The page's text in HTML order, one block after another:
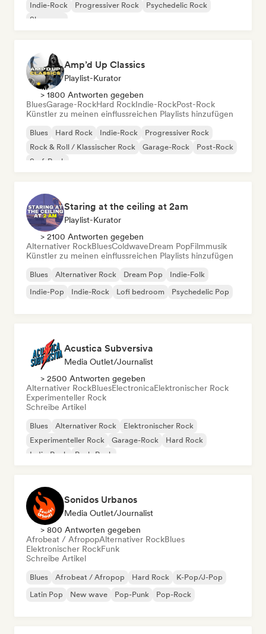
Indie-Rock
Progressiver Rock
Psychedelic Rock
Shoegaze
Amp’d Up Classics
Playlist-Kurator
> 1800 Antworten gegeben
BluesGarage-RockHard RockIndie-RockPost-Rock
Künstler zu meinen einflussreichen Playlists hinzufügen
Blues Hard Rock Indie-Rock
Progressiver Rock
Rock & Roll / Klassischer Rock
Garage-Rock
Post-Rock
Surf-Rock
Staring at the ceiling at 2am
Playlist-Kurator
> 2100 Antworten gegeben
Alternativer RockBluesColdwaveDream PopFilmmusik
Künstler zu meinen einflussreichen Playlists hinzufügen
Blues Alternativer Rock Dream Pop
Indie-Folk
Indie-Pop
Indie-Rock Lofi bedroom Psychedelic Pop
Acustica Subversiva
Media Outlet/Journalist
> 2500 Antworten gegeben
Alternativer RockBluesElectronicaElektronischer Rock
Experimenteller Rock
Schreibe Artikel
Blues Alternativer Rock
Elektronischer Rock
Experimenteller Rock
Garage-Rock
Hard Rock
Indie-Rock
Punk-Rock
Sonidos Urbanos
Media Outlet/Journalist
> 800 Antworten gegeben
Afrobeat / AfropopAlternativer RockBlues
Elektronischer RockFunk
Schreibe Artikel
Blues Afrobeat / Afropop Hard Rock
K-Pop/J-Pop
Latin Pop
New wave Pop-Punk Pop-Rock